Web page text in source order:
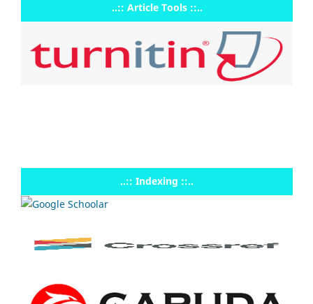
..:: Article Tools ::..
..:: Indexing ::..